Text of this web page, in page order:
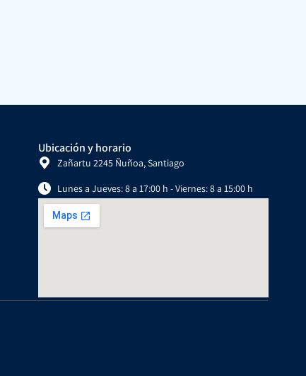
Ubicación y horario
Zañartu 2245 Ñuñoa, Santiago
Lunes a Jueves: 8 a 17:00 h - Viernes: 8 a 15:00 h